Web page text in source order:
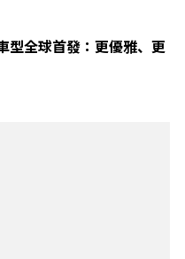
型全球首發：更優雅、更